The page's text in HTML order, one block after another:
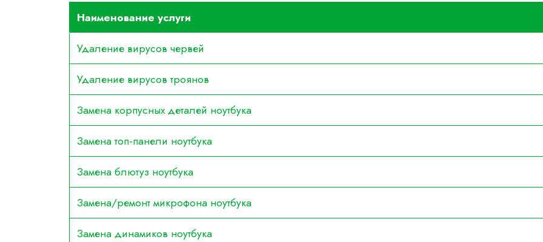
Наименование услуги
Удаление вирусов червей
Удаление вирусов троянов
Замена корпусных деталей ноутбука
Замена топ-панели ноутбука
Замена блютуз ноутбука
Замена/ремонт микрофона ноутбука
Замена динамиков ноутбука